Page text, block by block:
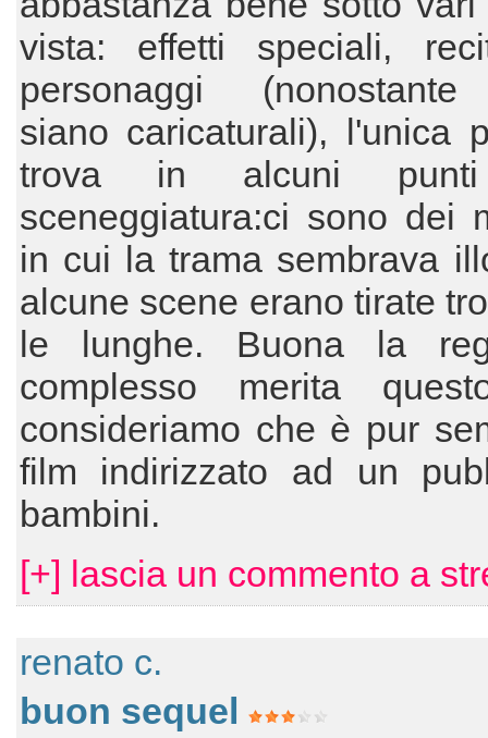
vista: effetti speciali,
personaggi
siano caricaturali), l'unica
trova in alcuni
sceneggiatura:ci sono dei
in cui la trama sembrava
alcune scene erano tirate
le lunghe. Buona la
complesso merita
consideriamo che è pur
film indirizzato ad un
bambini.
[+] lascia un commento a
renato c.
buon sequel